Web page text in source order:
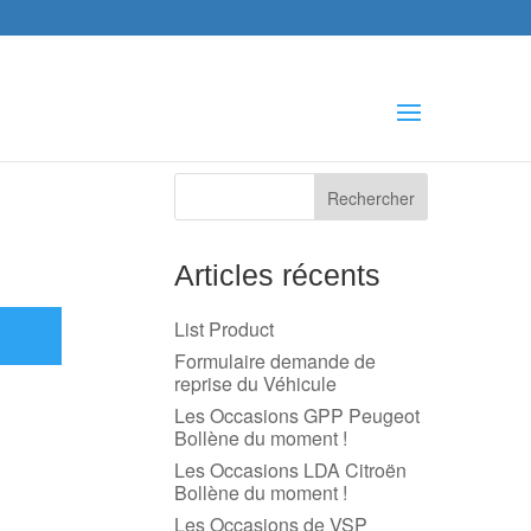
Articles récents
List Product
Formulaire demande de
reprise du Véhicule
Les Occasions GPP Peugeot
Bollène du moment !
Les Occasions LDA Citroën
Bollène du moment !
Les Occasions de VSP